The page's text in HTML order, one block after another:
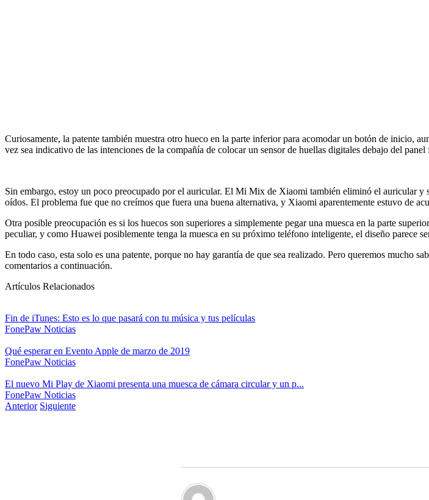
Curiosamente, la patente también muestra otro hueco en la parte inferior para acomodar un botón de inicio,
vez sea indicativo de las intenciones de la compañía de colocar un sensor de huellas digitales debajo del
Sin embargo, estoy un poco preocupado por el auricular. El Mi Mix de Xiaomi también eliminó el auricular
oídos. El problema fue que no creímos que fuera una buena alternativa, y Xiaomi aparentemente estuvo de
Otra posible preocupación es si los huecos son superiores a simplemente pegar una muesca en la parte
peculiar, y como Huawei posiblemente tenga la muesca en su próximo teléfono inteligente, el diseño parece
En todo caso, esta solo es una patente, porque no hay garantía de que sea realizado. Pero queremos mucho
comentarios a continuación.
Artículos Relacionados
Fin de iTunes: Esto es lo que pasará con tu música y tus películas
FonePaw Noticias
Qué esperar en Evento Apple de marzo de 2019
FonePaw Noticias
El nuevo Mi Play de Xiaomi presenta una muesca de cámara circular y un p...
FonePaw Noticias
Anterior Siguiente